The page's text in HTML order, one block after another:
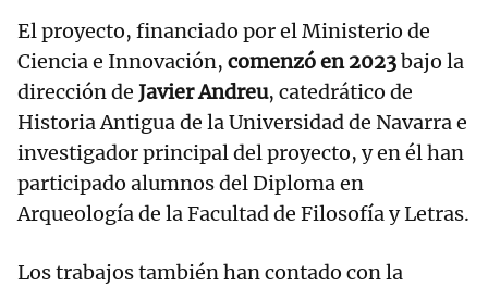
El proyecto, financiado por el Ministerio de
Ciencia e Innovación, comenzó en 2023bajo la
dirección de Javier Andreu, catedrático de
Historia Antigua de la Universidad de Navarra e
investigador principal del proyecto, y en él han
participado alumnos del Diploma en
Arqueología de la Facultad de Filosofía y Letras.
Los trabajos también han contado con la